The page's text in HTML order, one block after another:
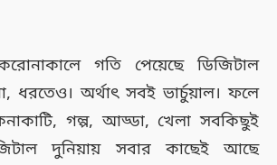
গতি পেয়েছে ডিজিটাল
ধরতেও। অর্থাৎ সবই ভার্চুয়াল। ফলে
গল্প, আড্ডা, খেলা সবকিছুই
দুনিয়ায় সবার কাছেই আছে